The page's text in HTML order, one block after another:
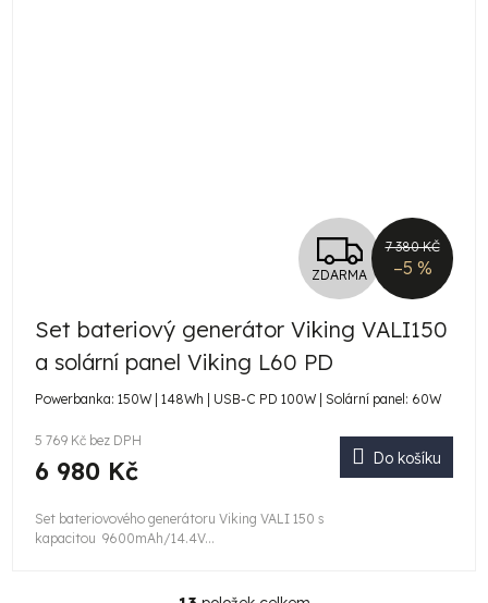
Z
D
A
R
M
A
ZDARMA
7 380 KČ
–5 %
Set bateriový generátor Viking VALI150
a solární panel Viking L60 PD
Powerbanka: 150W | 148Wh | USB-C PD 100W | Solární panel: 60W
5 769 Kč bez DPH
6 980 Kč Do košíku
Set bateriovového generátoru Viking VALI 150 s
kapacitou 9600mAh/14.4V...